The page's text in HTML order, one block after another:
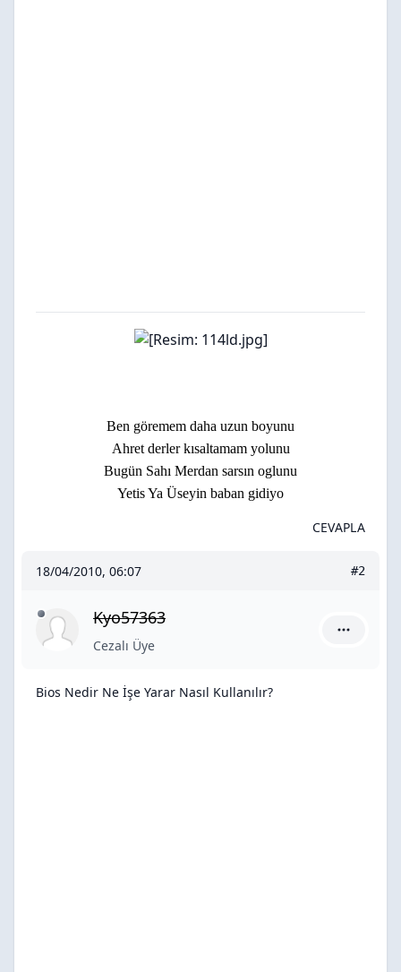
Ben göremem daha uzun boyunu
Ahret derler kısaltamam yolunu
Bugün Sahı Merdan sarsın oglunu
Yetis Ya Üseyin baban gidiyo
CEVAPLA
18/04/2010, 06:07 #2
Kyo57363
Cezalı Üye
Bios Nedir Ne İşe Yarar Nasıl Kullanılır?